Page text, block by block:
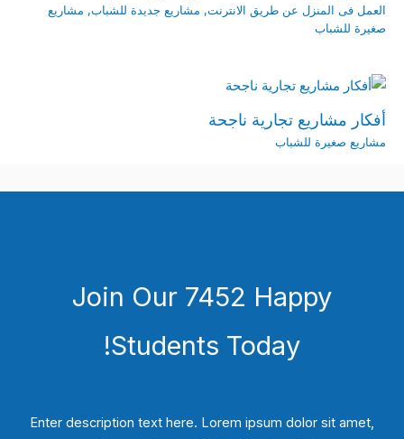
العمل فى المنزل عن طريق الانترنت, مشاريع جديدة للشباب, مشاريع
صغيرة للشباب
أفكار مشاريع تجارية ناجحة
مشاريع صغيرة للشباب
Join Our 7452 Happy
Students​ Today!
Enter description text here. Lorem ipsum dolor sit amet,